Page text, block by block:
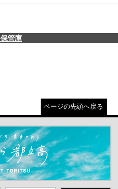
管庫
ページの先頭へ戻る
が開きます）